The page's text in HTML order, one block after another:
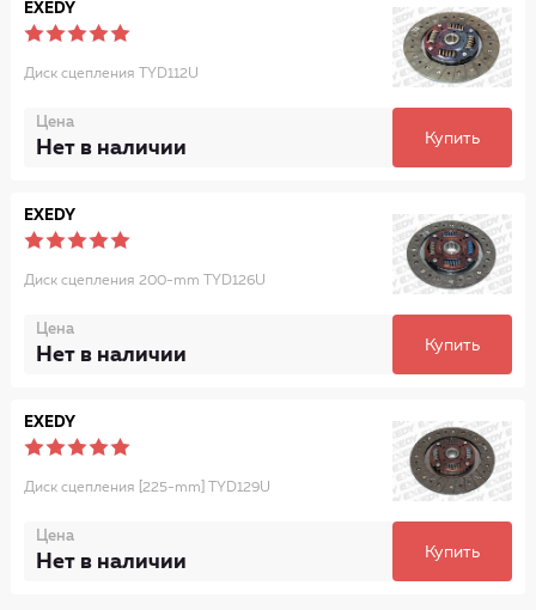
EXEDY
Диск сцепления TYD112U
Цена
Нет в наличии Купить
EXEDY
Диск сцепления 200-mm TYD126U
Цена
Нет в наличии Купить
EXEDY
Диск сцепления [225-mm] TYD129U
Цена
Нет в наличии Купить